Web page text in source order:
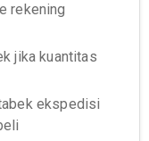
rekening
jika kuantitas
ekspedisi